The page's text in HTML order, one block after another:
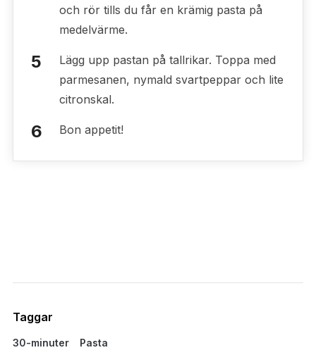
och rör tills du får en krämig pasta på
medelvärme.
Lägg upp pastan på tallrikar. Toppa med
parmesanen, nymald svartpeppar och lite
citronskal.
Bon appetit!
Taggar
30-minuter Pasta